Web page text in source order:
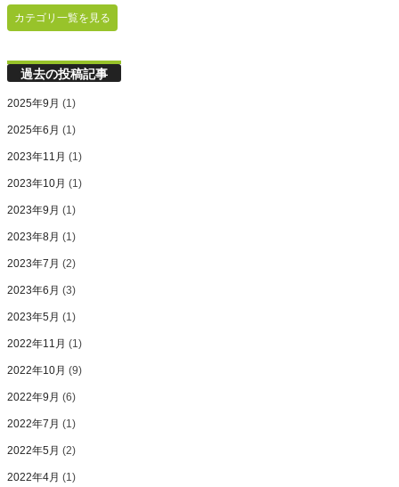
カテゴリ一覧を見る
過去の投稿記事
2025年9月 (1)
2025年6月 (1)
2023年11月 (1)
2023年10月 (1)
2023年9月 (1)
2023年8月 (1)
2023年7月 (2)
2023年6月 (3)
2023年5月 (1)
2022年11月 (1)
2022年10月 (9)
2022年9月 (6)
2022年7月 (1)
2022年5月 (2)
2022年4月 (1)